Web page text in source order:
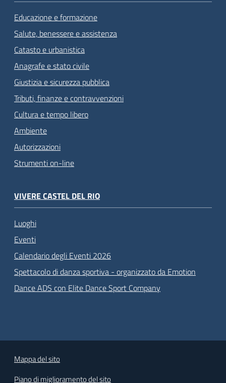
Educazione e formazione
Salute, benessere e assistenza
Catasto e urbanistica
Anagrafe e stato civile
Giustizia e sicurezza pubblica
Tributi, finanze e contravvenzioni
Cultura e tempo libero
Ambiente
Autorizzazioni
Strumenti on-line
VIVERE CASTEL DEL RIO
Luoghi
Eventi
Calendario degli Eventi 2026
Spettacolo di danza sportiva - organizzato da Emotion
Dance ADS con Elite Dance Sport Company
Mappa del sito
Piano di miglioramento del sito